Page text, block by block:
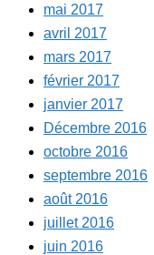
mai 2017
avril 2017
mars 2017
février 2017
janvier 2017
Décembre 2016
octobre 2016
septembre 2016
août 2016
juillet 2016
juin 2016